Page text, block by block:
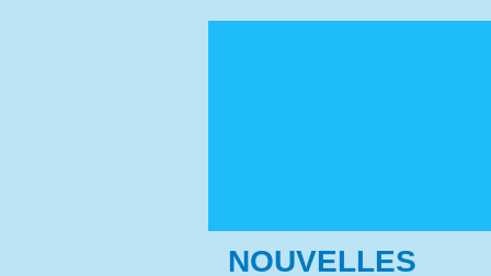
NOUVELLES